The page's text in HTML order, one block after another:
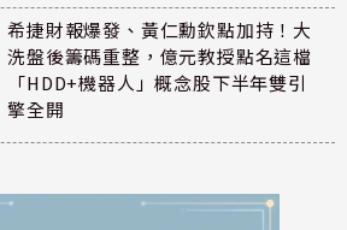
希捷財報爆發、黃仁勳欽點加持！大
洗盤後籌碼重整，億元教授點名這檔
「HDD+機器人」概念股下半年雙引
擎全開